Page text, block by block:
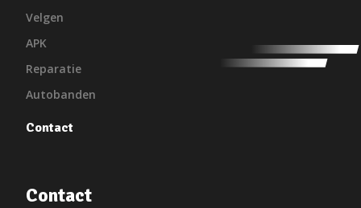
Velgen
APK
Reparatie
Autobanden
Contact
Contact